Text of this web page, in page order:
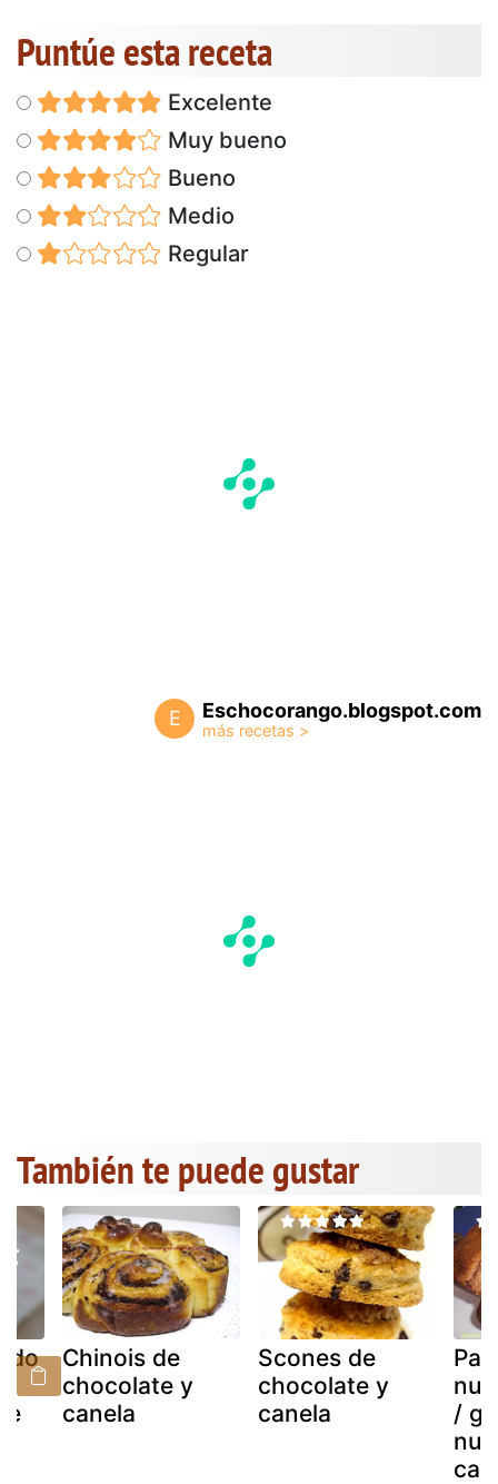
Puntúe esta receta
Excelente
Muy bueno
Bueno
Medio
Regular
E Eschocorango.blogspot.com
También te puede gustar
Chinois de
chocolate y
canela
Scones de
chocolate y
canela
/